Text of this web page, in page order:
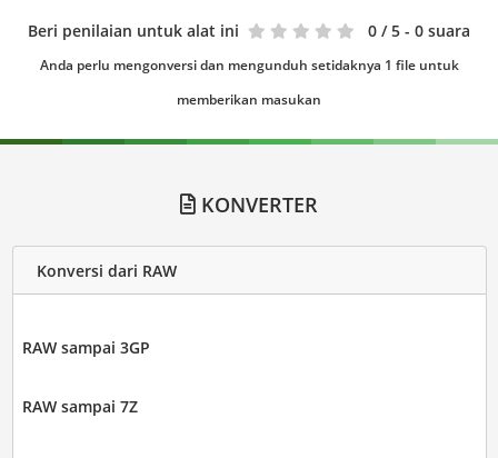
Beri penilaian untuk alat ini 0 / 5 - 0 suara
Anda perlu mengonversi dan mengunduh setidaknya 1 file untuk
memberikan masukan
KONVERTER
Konversi dari RAW
RAW sampai 3GP
RAW sampai 7Z